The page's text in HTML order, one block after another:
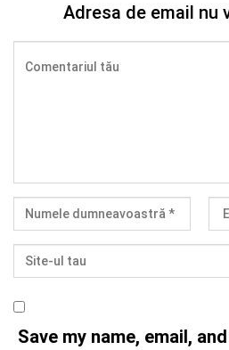
Adresa de email nu
Save my name, email,